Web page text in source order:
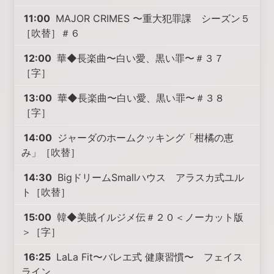
11:00 MAJOR CRIMES 〜重大犯罪課 シーズン５
［吹替］＃６
12:00 華◆長楽曲〜白い愛、黒い罪〜＃３７
［字］
13:00 華◆長楽曲〜白い愛、黒い罪〜＃３８
［字］
14:00 ジャーダのホームクッキング「柑橘の恵
み」［吹替］
14:30 BigドリームSmallハウス アラスカ式ユル
ト［吹替］
15:00 韓◆美賊イルジメ伝＃２０＜ノーカット版
＞［字］
16:25 LaLa Fit〜バレエ式 健康習慣〜 フェイス
ライン